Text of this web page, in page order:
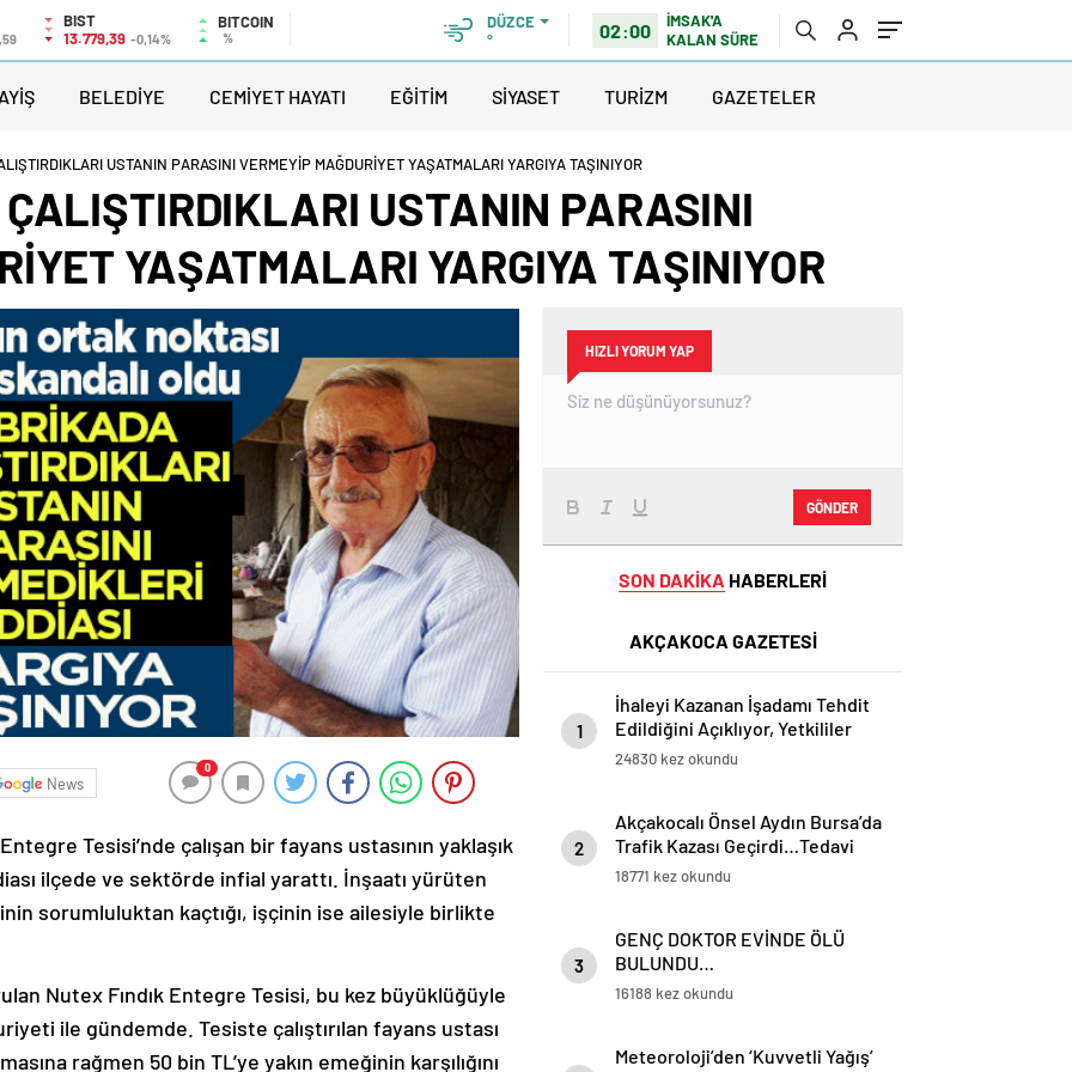
BIST
13.779,39 -0,14%
BITCOIN
%
DÜZCE
°
02:00
İMSAK'A
KALAN SÜRE
BELEDİYE CEMİYET HAYATI EĞİTİM SİYASET TURİZM GAZETELER
USTANIN PARASINI VERMEYİP MAĞDURİYET YAŞATMALARI YARGIYA TAŞINIYOR
USTANIN PARASINI
YAŞATMALARI YARGIYA TAŞINIYOR
News
0
Tesisi’nde çalışan bir fayans ustasının yaklaşık
ilçede ve sektörde infial yarattı. İnşaatı yürüten
sorumluluktan kaçtığı, işçinin ise ailesiyle birlikte
Nutex Fındık Entegre Tesisi, bu kez büyüklüğüyle
ile gündemde. Tesiste çalıştırılan fayans ustası
rağmen 50 bin TL’ye yakın emeğinin karşılığını
HIZLI YORUM YAP
GÖNDER
SON DAKİKA HABERLERİ
AKÇAKOCA GAZETESİ
1
İhaleyi Kazanan İşadamı Tehdit
Edildiğini Açıklıyor, Yetkililer
Suskun!
24830 kez okundu
2
Akçakocalı Önsel Aydın Bursa’da
Trafik Kazası Geçirdi…Tedavi
Altına Alınan Gencin Hayati
18771 kez okundu
3
GENÇ DOKTOR EVİNDE ÖLÜ
BULUNDU…
16188 kez okundu
Meteoroloji’den ‘Kuvvetli Yağış’